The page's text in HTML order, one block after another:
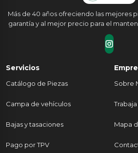
Más de 40 años ofreciendo las mejores
garantía y al mejor precio para el
Servicios
Catálogo de Piezas
Campa de vehículos
Bajas y tasaciones
Pago por TPV
Sobre
Mapa